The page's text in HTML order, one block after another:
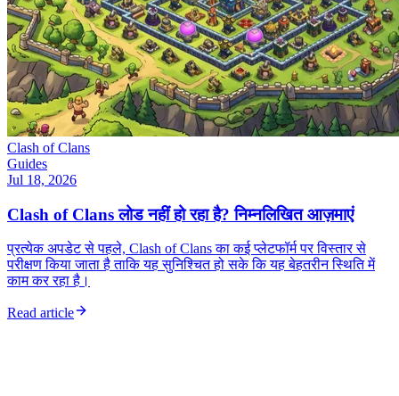
Clash of Clans
Guides
Jul 18, 2026
Clash of Clans लोड नहीं हो रहा है? निम्नलिखित आज़माएं
प्रत्येक अपडेट से पहले, Clash of Clans का कई प्लेटफॉर्म पर विस्तार से
परीक्षण किया जाता है ताकि यह सुनिश्चित हो सके कि यह बेहतरीन स्थिति में
काम कर रहा है।
Read article